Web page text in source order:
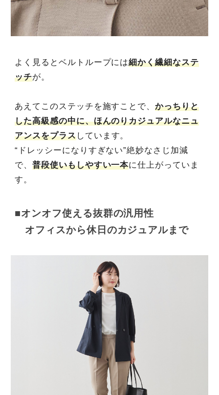
よく見るとベルトループには細かく繊細なステ
ッチが。
あえてこのステッチを施すことで、かっちりと
した高級感の中に、ほんのりカジュアルなニュ
アンスをプラスしています。
“ドレッシーになりすぎない”絶妙なさじ加減
で、 普段使いもしやすい一本に仕上がっていま
す。
■オンオフ使える抜群の汎用性
オフィスから休日のカジュアルまで